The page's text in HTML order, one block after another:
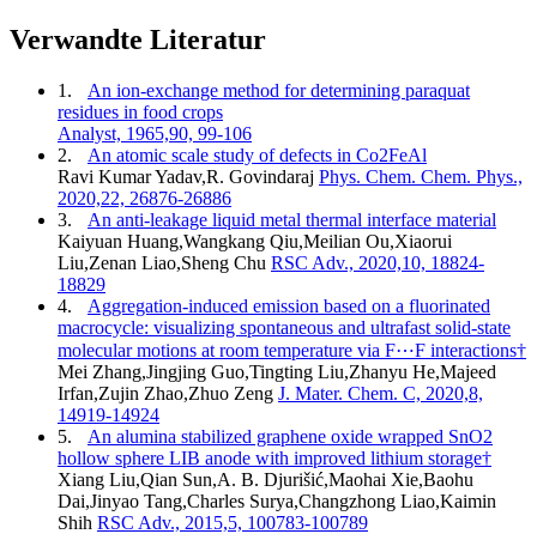
Verwandte Literatur
1.
An ion-exchange method for determining paraquat
residues in food crops
Analyst, 1965,90, 99-106
2.
An atomic scale study of defects in Co2FeAl
Ravi Kumar Yadav,R. Govindaraj Phys. Chem. Chem. Phys.,
2020,22, 26876-26886
3.
An anti-leakage liquid metal thermal interface material
Kaiyuan Huang,Wangkang Qiu,Meilian Ou,Xiaorui
Liu,Zenan Liao,Sheng Chu RSC Adv., 2020,10, 18824-
18829
4.
Aggregation-induced emission based on a fluorinated
macrocycle: visualizing spontaneous and ultrafast solid-state
molecular motions at room temperature via F⋯F interactions†
Mei Zhang,Jingjing Guo,Tingting Liu,Zhanyu He,Majeed
Irfan,Zujin Zhao,Zhuo Zeng J. Mater. Chem. C, 2020,8,
14919-14924
5.
An alumina stabilized graphene oxide wrapped SnO2
hollow sphere LIB anode with improved lithium storage†
Xiang Liu,Qian Sun,A. B. Djurišić,Maohai Xie,Baohu
Dai,Jinyao Tang,Charles Surya,Changzhong Liao,Kaimin
Shih RSC Adv., 2015,5, 100783-100789